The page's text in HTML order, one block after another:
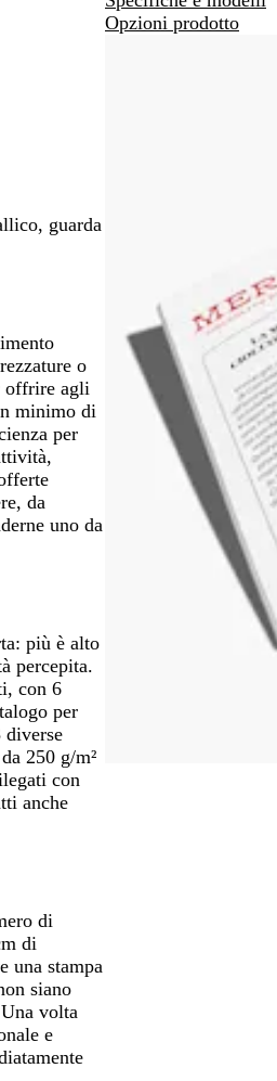
Opzioni prodotto
guarda
o
offrire agli
minimo di
per
da
uno da
più è alto
percepita.
con 6
per
diverse
250 g/m²
con
anche
di
di
una stampa
siano
volta
e